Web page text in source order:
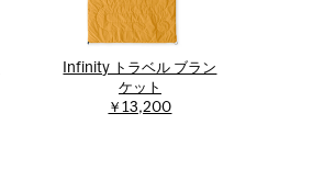
Infinity トラベル ブラン
ケット
￥13,200